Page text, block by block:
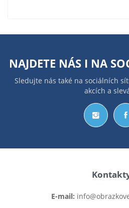
NAJDETE NÁS I NA
Sledujte nás také na sociálních
akcích a
E-mail: